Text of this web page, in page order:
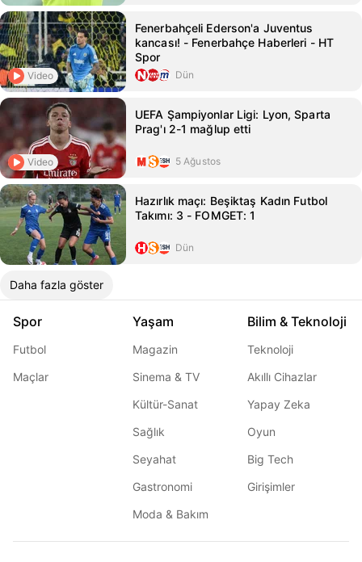
Video
Fenerbahçeli Ederson'a Juventus
kancası! - Fenerbahçe Haberleri - HT
Spor
Dün
Video
UEFA Şampiyonlar Ligi: Lyon, Sparta
Prag'ı 2-1 mağlup etti
5 Ağustos
Hazırlık maçı: Beşiktaş Kadın Futbol
Takımı: 3 - FOMGET: 1
Dün
Daha fazla göster
Spor
Futbol
Maçlar
Yaşam
Magazin
Sinema & TV
Kültür-Sanat
Sağlık
Seyahat
Gastronomi
Moda & Bakım
Bilim & Teknoloji
Teknoloji
Akıllı Cihazlar
Yapay Zeka
Oyun
Big Tech
Girişimler